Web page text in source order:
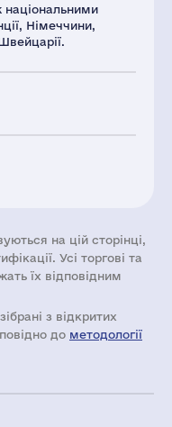
Німеччини,
на цій сторінці,
Усі торгові та
їх відповідним
з відкритих
до методології